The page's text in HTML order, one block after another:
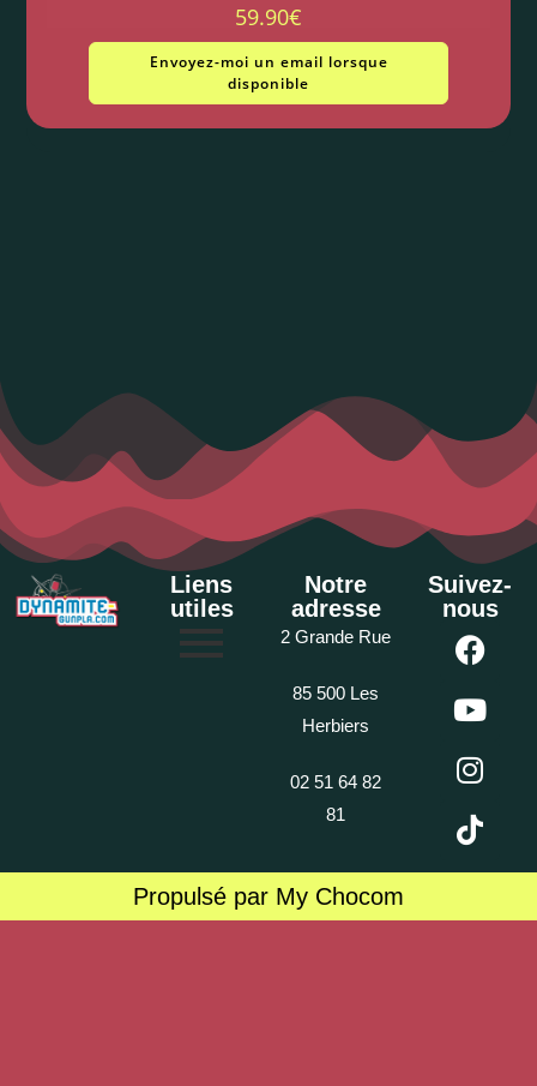
59.90€
Envoyez-moi un email lorsque
disponible
Liens
utiles
Notre
adresse
2 Grande Rue
85 500 Les
Herbiers
02 51 64 82
81
Suivez-
nous
Propulsé par My Chocom